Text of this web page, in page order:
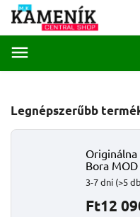
Legnépszerűbb
Originálna
Bora
3-7 dní (>5
Ft12